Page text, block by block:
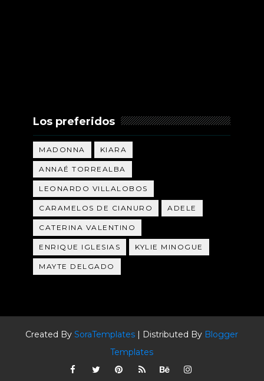
Los preferidos
MADONNA KIARA
ANNAÉ TORREALBA
LEONARDO VILLALOBOS
CARAMELOS DE CIANURO ADELE
CATERINA VALENTINO
ENRIQUE IGLESIAS KYLIE MINOGUE
MAYTE DELGADO
Created BySoraTemplates | Distributed By Blogger
Templates